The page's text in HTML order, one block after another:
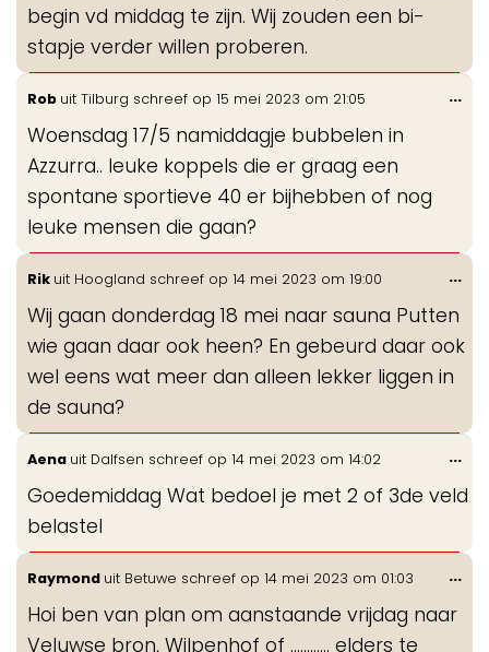
begin vd middag te zijn. Wij zouden een bi-
stapje verder willen proberen.
Rob uit Tilburg schreef op 15 mei 2023 om 21:05
Woensdag 17/5 namiddagje bubbelen in
Azzurra.. leuke koppels die er graag een
spontane sportieve 40 er bijhebben of nog
leuke mensen die gaan?
...
Rik uit Hoogland schreef op 14 mei 2023 om 19:00
Wij gaan donderdag 18 mei naar sauna Putten
wie gaan daar ook heen? En gebeurd daar ook
wel eens wat meer dan alleen lekker liggen in
de sauna?
...
Aena uit Dalfsen schreef op 14 mei 2023 om 14:02
Goedemiddag Wat bedoel je met 2 of 3de veld
belastel
...
Raymond uit Betuwe schreef op 14 mei 2023 om 01:03
Hoi ben van plan om aanstaande vrijdag naar
Veluwse bron, Wilpenhof of ………… elders te
...